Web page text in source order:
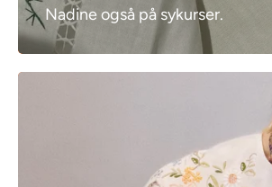
Nadine også på sykurser.